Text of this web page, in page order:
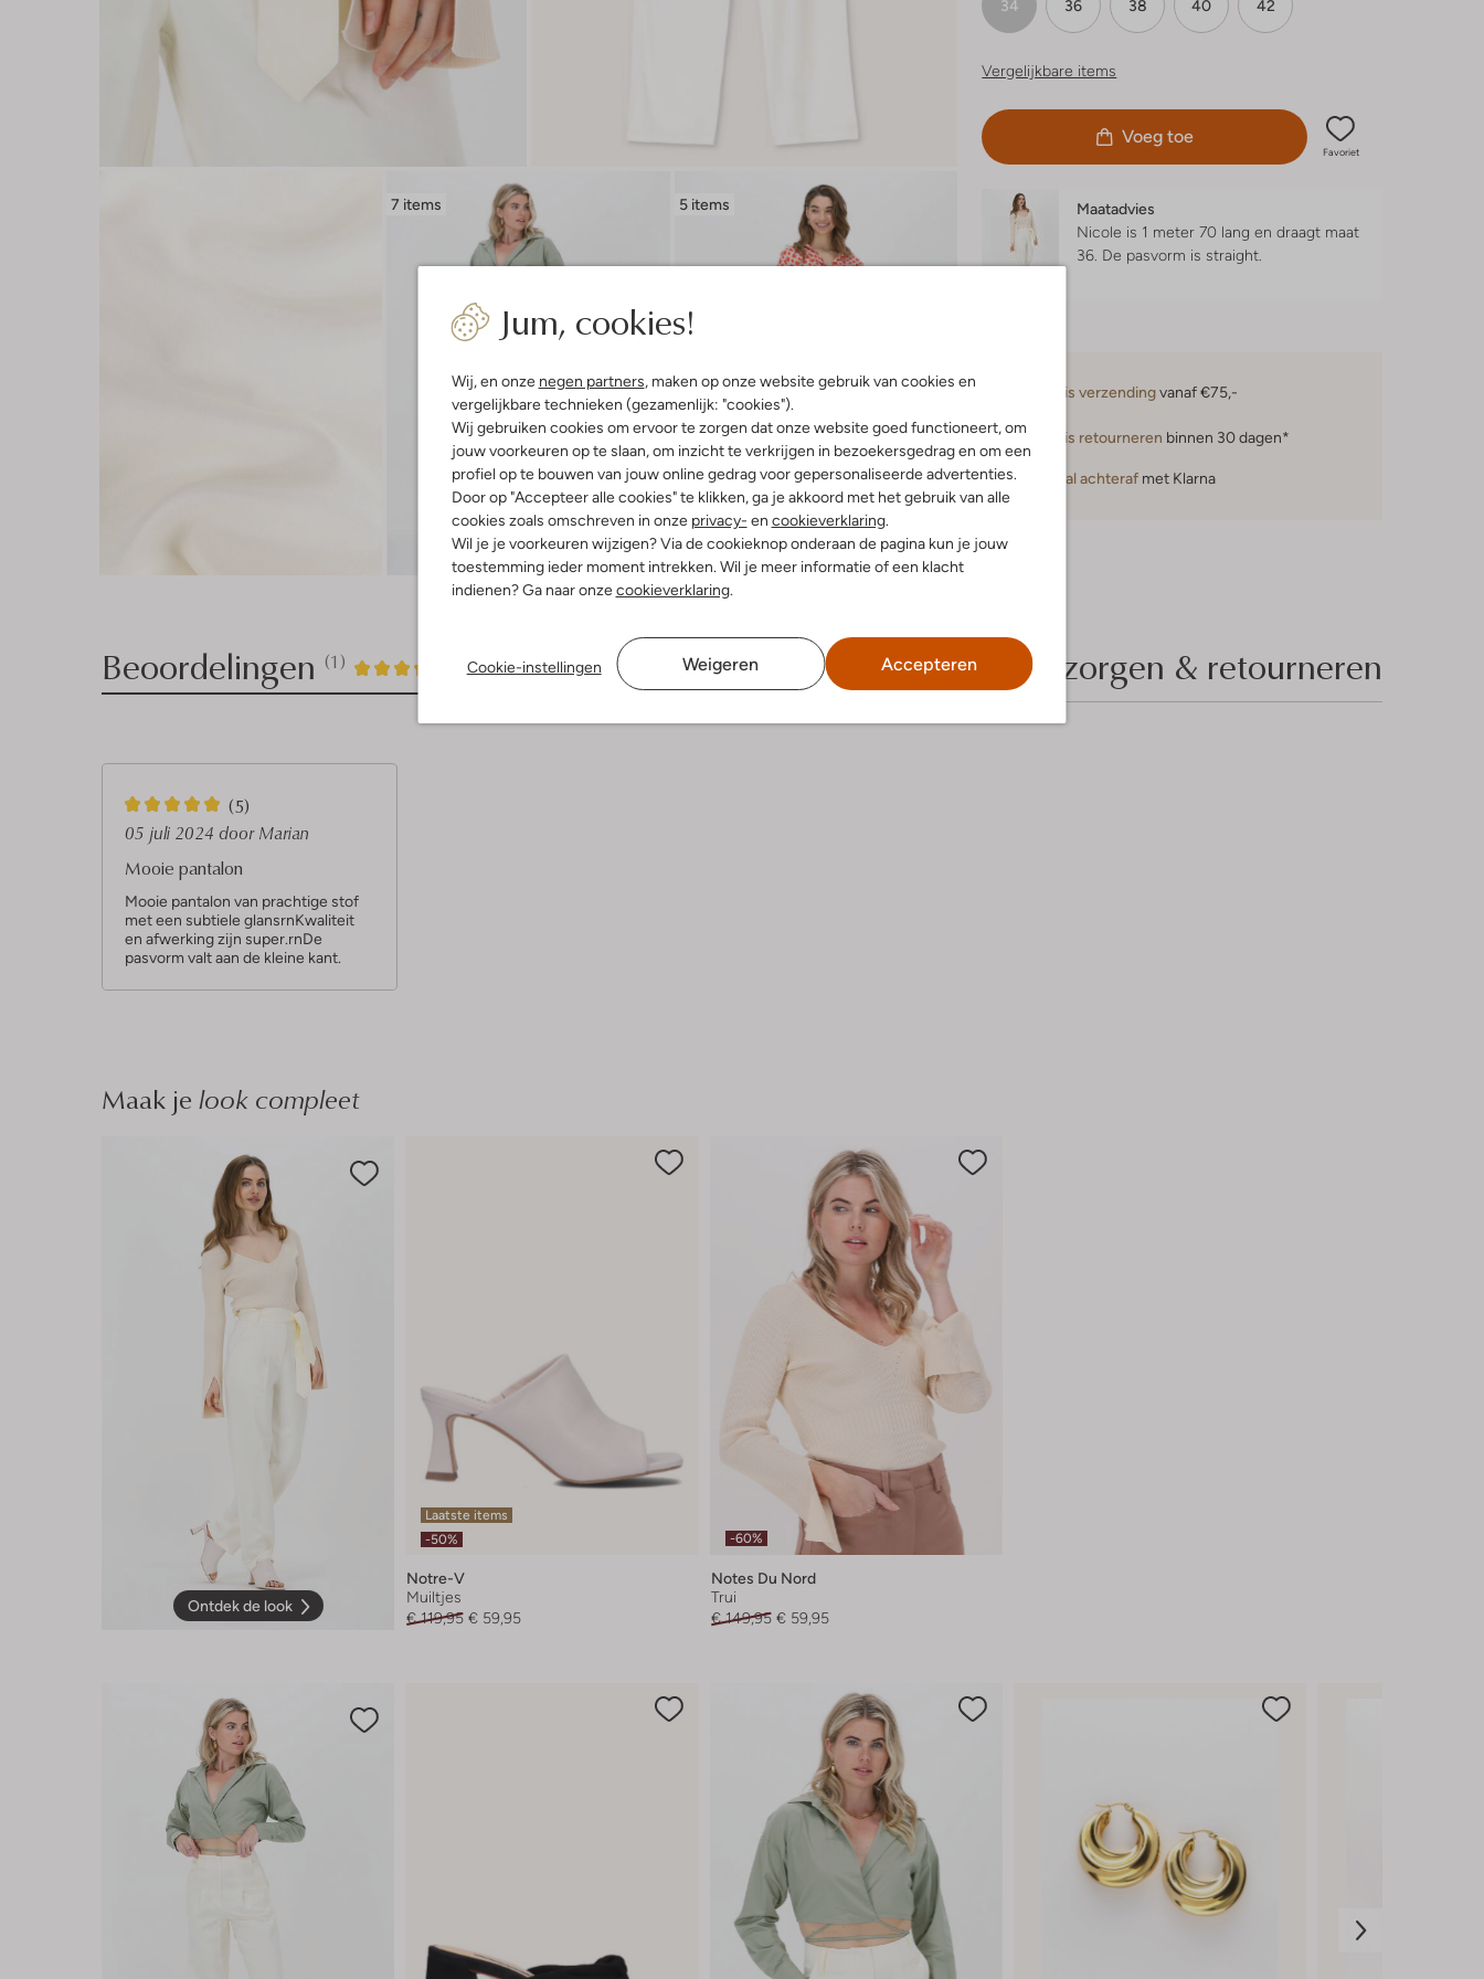
Jum, cookies!
Wij, en onze negen partners, maken op onze website gebruik van cookies en
vergelijkbare technieken (gezamenlijk: "cookies").
Wij gebruiken cookies om ervoor te zorgen dat onze website goed functioneert, om
jouw voorkeuren op te slaan, om inzicht te verkrijgen in bezoekersgedrag en om een
profiel op te bouwen van jouw online gedrag voor gepersonaliseerde advertenties.
Door op "Accepteer alle cookies" te klikken, ga je akkoord met het gebruik van alle
cookies zoals omschreven in onze privacy- en cookieverklaring.
Wil je je voorkeuren wijzigen? Via de cookieknop onderaan de pagina kun je jouw
toestemming ieder moment intrekken. Wil je meer informatie of een klacht
indienen? Ga naar onzecookieverklaring.
Cookie-instellingen Weigeren Accepteren
7 items
Ontdek de look
5 items
Ontdek de look
34 36 38 40 42
Vergelijkbare items
Voeg toe
Favoriet
Maatadvies
Nicole is 1 meter 70 lang en draagt maat
36. De pasvorm is straight.
Gratis verzendingvanaf €75,-
Gratis retourneren binnen 30 dagen*
Betaal achteraf met Klarna
Product informatie
Beoordelingen (1) 5/5
1
5
Bezorgen & retourneren
5
S
t
e
r
r
e
(5)
05 juli 2024 door Marian
Mooie pantalon
Mooie pantalon van prachtige stof
met een subtiele glansrnKwaliteit
en afwerking zijn super.rnDe
pasvorm valt aan de kleine kant.
Maak je look compleet
Ontdek de look
Laatste items
-50%
Notre-V
Muiltjes
€ 119,95 € 59,95
-60%
Notes Du Nord
Trui
€ 149,95 € 59,95